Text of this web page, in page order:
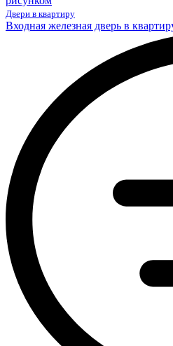
Двери в квартиру
Входная железная дверь в